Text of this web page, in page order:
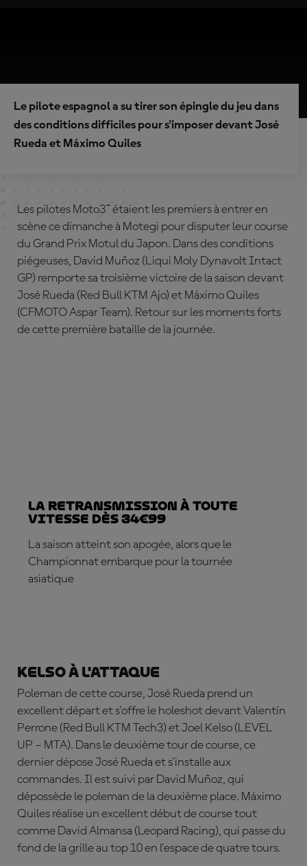
Le pilote espagnol a su tirer son épingle du jeu dans
des conditions difficiles pour s'imposer devant José
Rueda et Máximo Quiles
Les pilotes Moto3™ étaient les premiers à entrer en
scène ce dimanche à Motegi pour disputer leur course
du Grand Prix Motul du Japon. Dans des conditions
piégeuses, David Muñoz (Liqui Moly Dynavolt Intact
GP) remporte sa troisième victoire de la saison devant
José Rueda (Red Bull KTM Ajo) et Máximo Quiles
(CFMOTO Aspar Team). Retour sur les moments forts
de cette première bataille de la journée.
La retransmission à toute
vitesse dès 34€99
La saison atteint son apogée, alors que le
Championnat embarque pour la tournée
asiatique
Kelso à l'attaque
Poleman de cette course, José Rueda prend un
excellent départ et s'offre le holeshot devant Valentín
Perrone (Red Bull KTM Tech3) et Joel Kelso (LEVEL
UP – MTA). Dans le deuxième tour de course, ce
dernier dépose José Rueda et s'installe aux
commandes. Il est suivi par David Muñoz, qui
dépossède le poleman de la deuxième place. Máximo
Quiles réalise un excellent début de course tout
comme David Almansa (Leopard Racing), qui passe du
fond de la grille au top 10 en l'espace de quatre tours.